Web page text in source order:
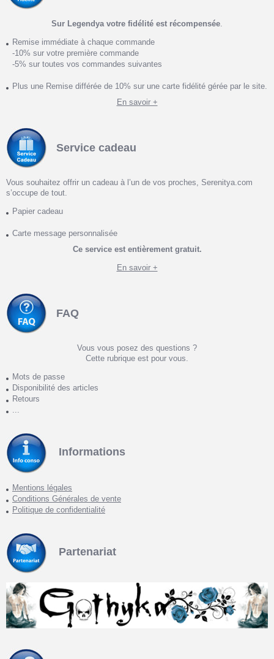
Sur Legendya votre fidélité est récompensée
Remise immédiate à chaque commande
-10% sur votre première commande
-5% sur toutes vos commandes suivantes
Plus une Remise différée de 10% sur une carte fidélité gérée par le site.
En savoir +
Service cadeau
Vous souhaitez offrir un cadeau à l’un de vos proches, Serenitya.com
s’occupe de tout.
Papier cadeau
Carte message personnalisée
Ce service est entièrement gratuit.
En savoir +
FAQ
Vous vous posez des questions ?
Cette rubrique est pour vous.
Mots de passe
Disponibilité des articles
Retours
Informations
Mentions légales
Conditions Générales de vente
Politique de confidentialité
Partenariat